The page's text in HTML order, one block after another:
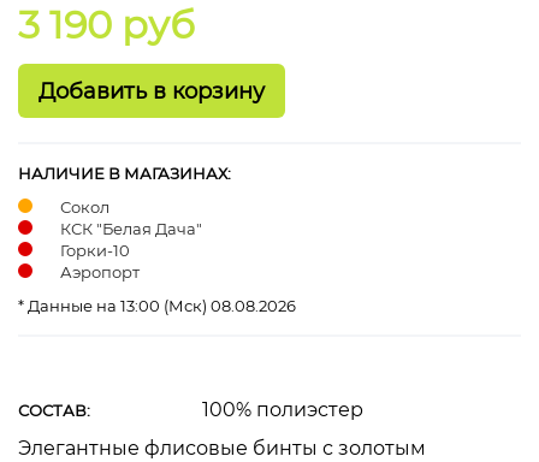
3 190 руб
НАЛИЧИЕ В МАГАЗИНАХ:
Сокол
КСК "Белая Дача"
Горки-10
Аэропорт
* Данные на 13:00 (Мск) 08.08.2026
СОСТАВ:
100% полиэстер
Элегантные флисовые бинты с золотым